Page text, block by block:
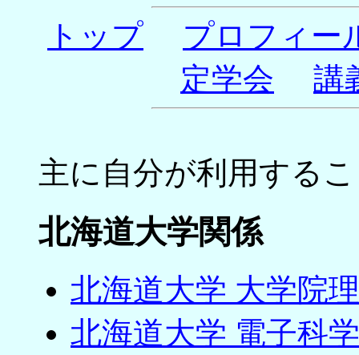
トップ
プロフィー
定学会
講
主に自分が利用する
北海道大学関係
北海道大学 大学院
北海道大学 電子科